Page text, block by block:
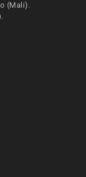
(Mali).